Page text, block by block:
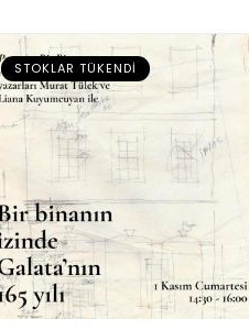
STOKLAR TÜKENDI